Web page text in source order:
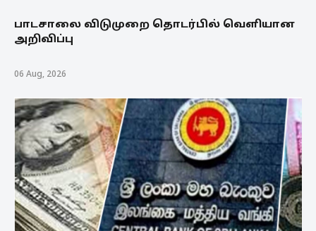
பாடசாலை விடுமுறை தொடர்பில் வௌியான
அறிவிப்பு
06 Aug, 2026